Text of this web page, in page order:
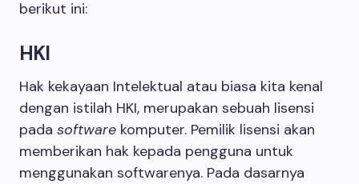
berikut ini:
HKI
Hak kekayaan Intelektual atau biasa kita kenal
dengan istilah HKI, merupakan sebuah lisensi
pada software komputer. Pemilik lisensi akan
memberikan hak kepada pengguna untuk
menggunakan softwarenya. Pada dasarnya